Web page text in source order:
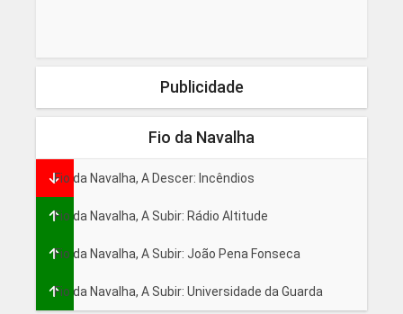
Publicidade
Fio da Navalha
Fio da Navalha, A Descer: Incêndios
Fio da Navalha, A Subir: Rádio Altitude
Fio da Navalha, A Subir: João Pena Fonseca
Fio da Navalha, A Subir: Universidade da Guarda